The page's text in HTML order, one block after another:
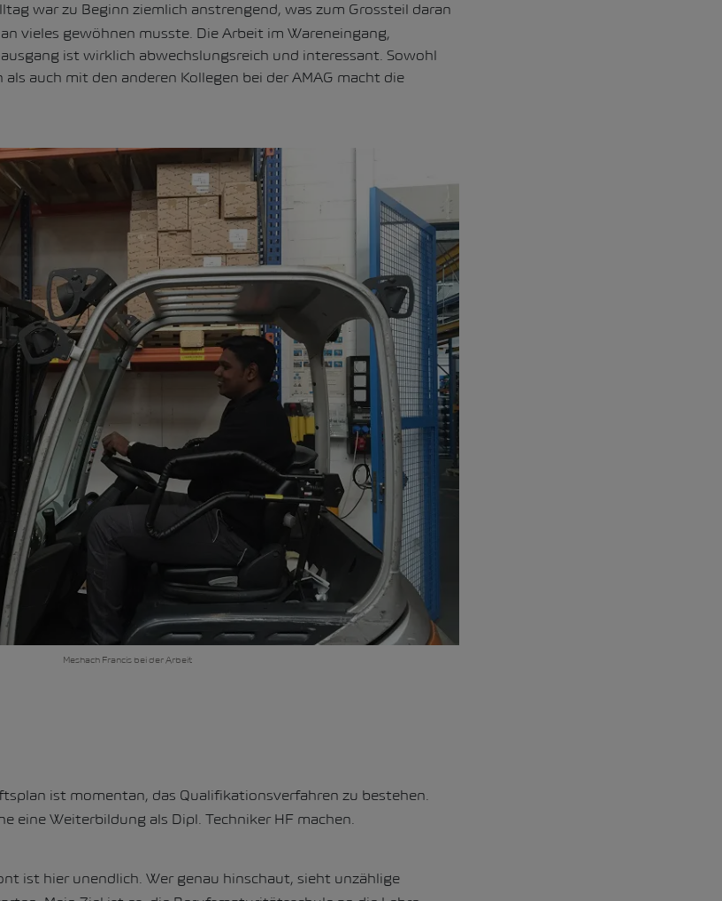
war zu Beginn ziemlich anstrengend, was zum Grossteil daran
vieles gewöhnen musste. Die Arbeit im Wareneingang,
ist wirklich abwechslungsreich und interessant. Sowohl
auch mit den anderen Kollegen bei der AMAG macht die
Meshach Francis bei der Arbeit
ist momentan, das Qualifikationsverfahren zu bestehen.
eine Weiterbildung als Dipl. Techniker HF machen.
ist hier unendlich. Wer genau hinschaut, sieht unzählige